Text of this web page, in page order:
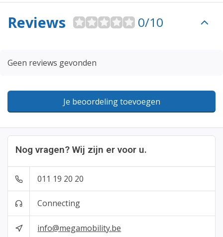
Nog vragen? Wij zijn er voor u.
011 19 20 20
Connecting
info@megamobility.be
Reviews 0/10
Geen reviews gevonden
Je beoordeling toevoegen